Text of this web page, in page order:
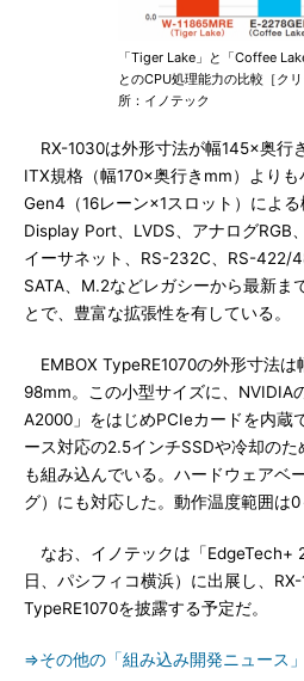
「Tiger Lake」と「Coffee
とのCPU処理能力の比較［ク
所：イノテック
RX-1030は外形寸法が幅145×奥行
ITX規格（幅170×奥行きmm）より
Gen4（16レーン×1スロット）による
Display Port、LVDS、アナログRGB
イーサネット、RS-232C、RS-422/
SATA、M.2などレガシーから最新ま
とで、豊富な拡張性を有している。
EMBOX TypeRE1070の外形寸法は
98mm。この小型サイズに、NVIDIA
A2000」をはじめPCIeカードを内蔵
ース対応の2.5インチSSDや冷却の
も組み込んでいる。ハードウェアベ
グ）にも対応した。動作温度範囲は
なお、イノテックは「EdgeTech+
日、パシフィコ横浜）に出展し、
TypeRE1070を披露する予定だ。
⇒その他の「組み込み開発ニュース